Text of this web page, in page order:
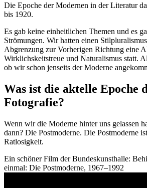
Die Epoche der Modernen in der Literatur
bis 1920.
Es gab keine einheitlichen Themen und es
Strömungen. Wir hatten einen
Abgrenzung zur Vorherigen Richtung eine
Wirklichskeitstreue und Naturalismus statt.
ob wir schon jenseits der Moderne
Was ist die aktelle Epoche
Fotografie?
Wenn wir die Moderne hinter uns gelassen
dann? Die Postmoderne. Die Postmoderne
Ratlosigkeit.
Ein schöner Film der Bundeskunsthalle:
einmal: Die Postmoderne, 1967–1992